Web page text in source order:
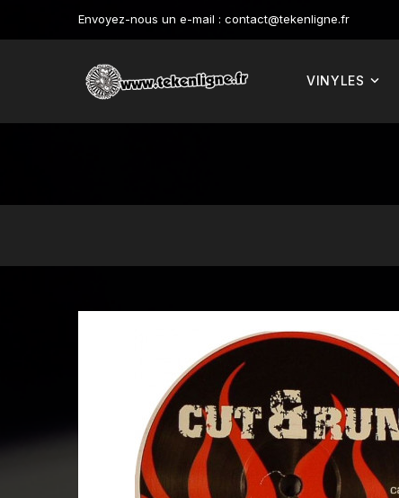
Envoyez-nous un e-mail : contact@tekenligne.fr
VINYLES